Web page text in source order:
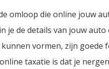
omloop die online jouw
je de details van jouw auto
vormen, zijn goede
taxatie is dat je